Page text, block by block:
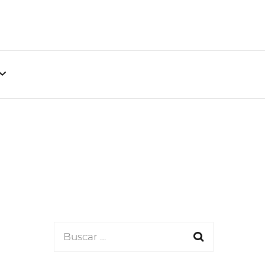
Buscar: